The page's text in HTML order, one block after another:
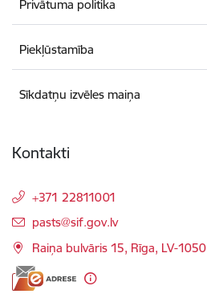
Privātuma politika
Piekļūstamība
Sīkdatņu izvēles maiņa
Kontakti
+371 22811001
E-pasts:
pasts@sif.gov.lv
Raiņa bulvāris 15, Rīga, LV-1050